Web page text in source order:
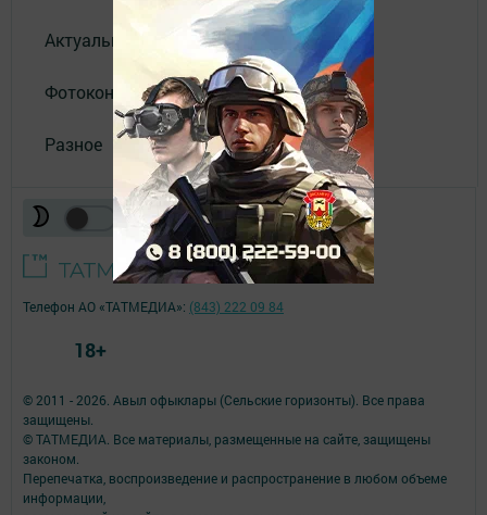
Актуальное видео
Фотоконкурс
Разное
© 2011 - 2026. Авыл офыклары (Сельские горизонты). Все права
защищены.
© ТАТМЕДИА. Все материалы, размещенные на сайте, защищены
законом.
Перепечатка, воспроизведение и распространение в любом объеме
информации,
Телефон АО «ТАТМЕДИА»: (843) 222 09 84
18+